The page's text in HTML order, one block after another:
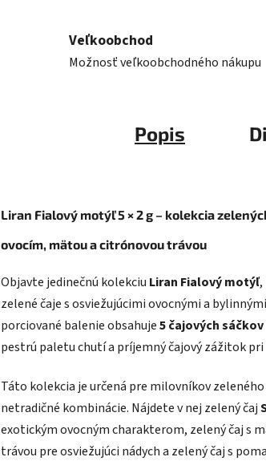
Veľkoobchod
Možnosť veľkoobchodného nákupu
Popis
Liran Fialový motýľ 5 × 2 g – kolekcia
ovocím, mätou a citrónovou trávou
Objavte jedinečnú kolekciu Liran Fialový motýľ
zelené čaje s osviežujúcimi ovocnými a
porciované balenie obsahuje5 čajových sáčkov
pestrú paletu chutí a príjemný čajový zážitok pri
Táto kolekcia je určená pre milovníkov
netradičné kombinácie. Nájdete v nej zelený čaj
exotickým ovocným charakterom, zelený čaj s
trávou pre osviežujúci nádych a zelený čaj s